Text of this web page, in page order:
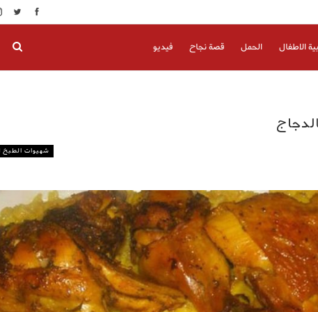
الاطفال الحمل قصة نجاح فيديو
شهيوات الطبخ